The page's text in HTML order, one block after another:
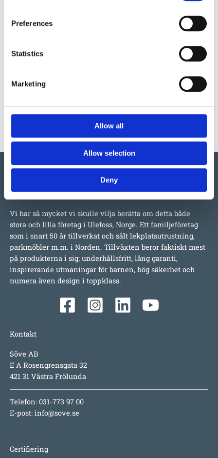
Preferences
Statistics
Marketing
Allow all
Allow selection
Deny
Produktens utseende kan avvika mot de bilder som visas
på hemsidan.
Mer information om produkten, klicka här
Vi har så mycket vi skulle vilja berätta om detta både
stora och lilla företag i Ulefoss, Norge. Ett familjeföretag
som i snart 50 år tillverkat och sålt lekplatsutrustning,
parkmöbler m.m. i Norden. Tillväxten beror faktiskt mest
på produkterna i sig; underhållsfritt, lång garanti,
inspirerande utmaningar för barnen, hög säkerhet och
numera även design i toppklass.
Kontakt
Söve AB
E A Rosengrensgata 32
421 31 Västra Frölunda
Telefon: 031-773 97 00
E-post: info@sove.se
Certifiering